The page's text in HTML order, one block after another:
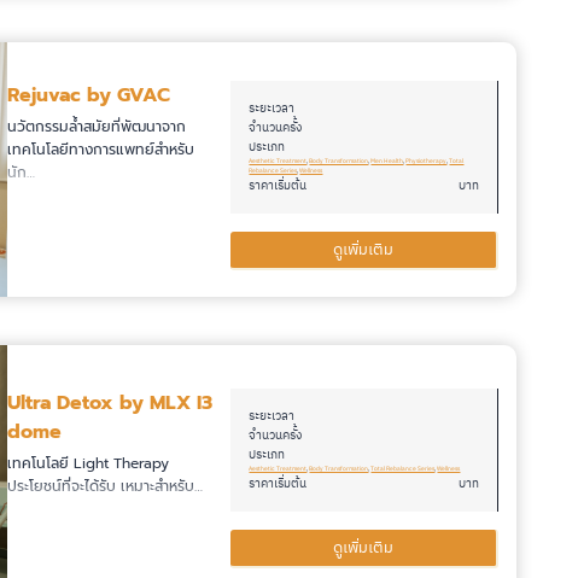
Rejuvac by GVAC
นวัตกรรมล้ำสมัยที่พัฒนาจาก
เทคโนโลยีทางการแพทย์สำหรับ
นัก…
ระยะเวลา
จำนวนครั้ง
ประเภท
Aesthetic Treatment, Body Transformation, Men Health, Physiotherapy, Total
Rebalance Series, Wellness
ราคาเริ่มต้น บาท
ดูเพิ่มเติม
Ultra Detox by MLX I3
dome
เทคโนโลยี Light Therapy
ประโยชน์ที่จะได้รับ เหมาะสำหรับ…
ระยะเวลา
จำนวนครั้ง
ประเภท
Aesthetic Treatment, Body Transformation, Total Rebalance Series, Wellness
ราคาเริ่มต้น บาท
ดูเพิ่มเติม